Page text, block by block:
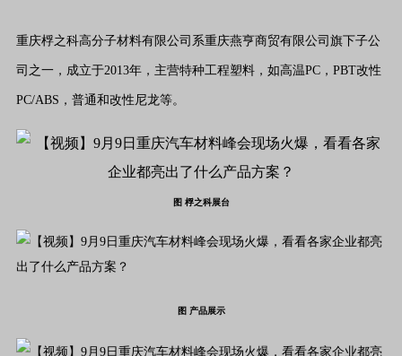
重庆桴之科高分子材料有限公司系重庆燕亨商贸有限公司旗下子公
司之一，成立于2013年，主营特种工程塑料，如高温PC，PBT改性
PC/ABS，普通和改性尼龙等。
图 桴之科展台
图 产品展示